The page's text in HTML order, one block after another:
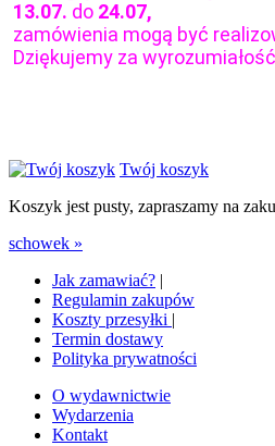
13.07. do 24.07,
zamówienia mogą być
Dziękujemy za
Twój koszyk
Koszyk jest pusty, zapraszamy na
schowek »
Jak zamawiać? |
Regulamin zakupów
Koszty przesyłki |
Termin dostawy
Polityka prywatności
O wydawnictwie
Wydarzenia
Kontakt